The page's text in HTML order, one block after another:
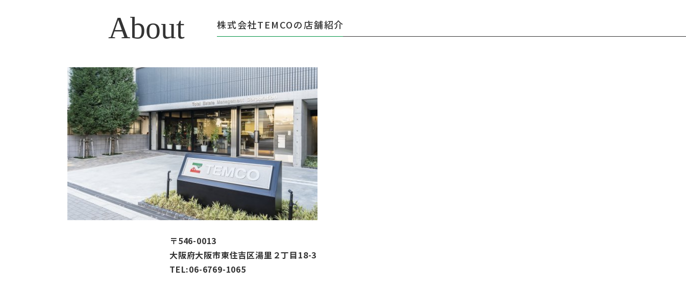
About 株式会社TEMCOの店舗紹介
〒546-0013
大阪府大阪市東住吉区湯里２丁目18-3
TEL:06-6769-1065